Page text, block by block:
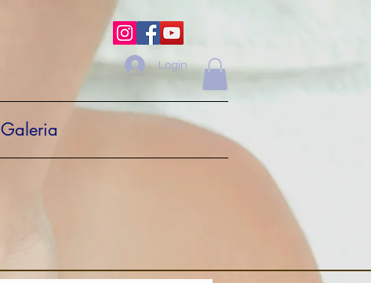
Galeria
Login